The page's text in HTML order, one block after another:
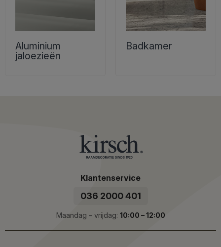
Aluminium
jaloezieën
Badkamer
Klantenservice
036 2000 401
Maandag – vrijdag: 10:00 – 12:00